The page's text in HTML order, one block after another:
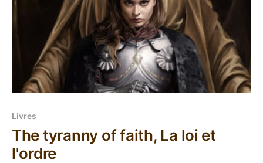
Livres
The tyranny of faith, La loi et
l'ordre